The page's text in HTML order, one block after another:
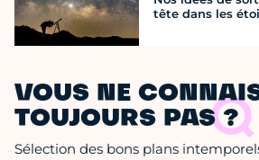
tête dans les
VOUS NE
TOUJOURS PAS ?
Sélection des bons plans